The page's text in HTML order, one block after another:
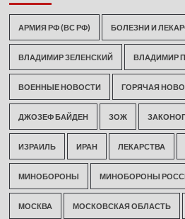
АРМИЯ РФ (ВС РФ) БОЛЕЗНИ И
ВЛАДИМИР ЗЕЛЕНСКИЙ ВЛАДИМИР
ВОЕННЫЕ НОВОСТИ ГОРЯЧАЯ
ДЖОЗЕФ БАЙДЕН ЗОЖ
ИЗРАИЛЬ ИРАН ЛЕКАРСТВА
МИНОБОРОНЫ МИНОБОРОНЫ
МОСКВА МОСКОВСКАЯ ОБЛАСТЬ